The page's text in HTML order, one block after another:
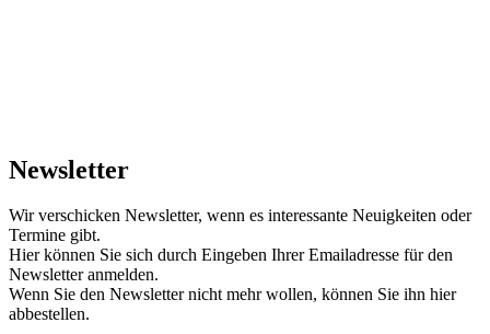
Newsletter
Wir verschicken Newsletter, wenn es interessante Neuigkeiten oder
Termine gibt.
Hier können Sie sich durch Eingeben Ihrer Emailadresse für den
Newsletter anmelden.
Wenn Sie den Newsletter nicht mehr wollen, können Sie ihn hier
abbestellen.